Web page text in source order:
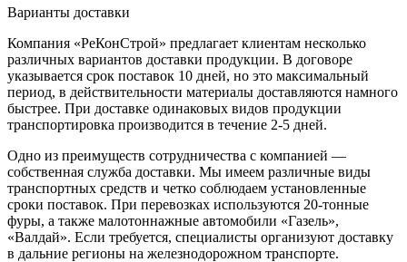
Варианты доставки
Компания «РеКонСтрой» предлагает клиентам несколько
различных вариантов доставки продукции. В договоре
указывается срок поставок 10 дней, но это максимальный
период, в действительности материалы доставляются намного
быстрее. При доставке одинаковых видов продукции
транспортировка производится в течение 2-5 дней.
Одно из преимуществ сотрудничества с компанией —
собственная служба доставки. Мы имеем различные виды
транспортных средств и четко соблюдаем установленные
сроки поставок. При перевозках используются 20-тонные
фуры, а также малотоннажные автомобили «Газель»,
«Валдай». Если требуется, специалисты организуют доставку
в дальние регионы на железнодорожном транспорте.